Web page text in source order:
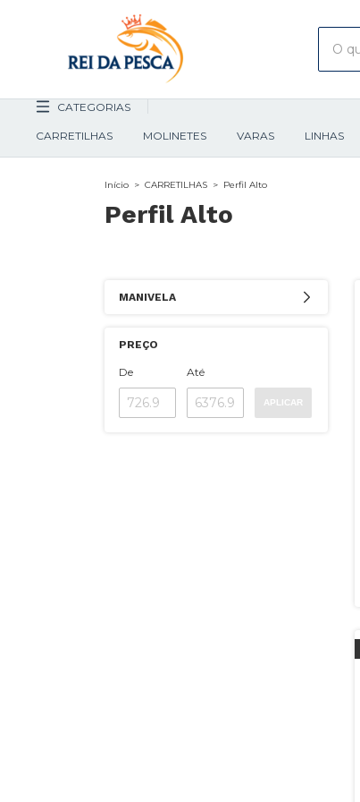
CATEGORIAS
CARRETILHAS MOLINETES VARAS LINHAS
Início > CARRETILHAS > Perfil Alto
Perfil Alto
MANIVELA
PREÇO
De Até
APLICAR